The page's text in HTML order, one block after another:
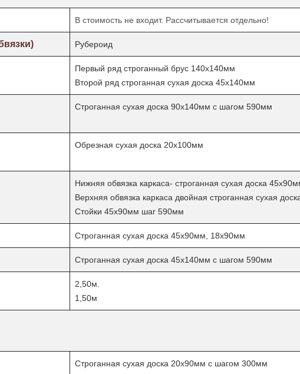
В стоимость не входит. Рассчитывается отдельно!
Рубероид
Первый ряд строганный брус 140х140мм
Второй ряд строганная сухая доска 45х140мм
Строганная сухая доска 90х140мм с шагом 590мм
Обрезная сухая доска 20х100мм
Нижняя обвязка каркаса- строганная сухая доска
Верхняя обвязка каркаса двойная строганная сухая
Стойки 45х90мм шаг 590мм
Строганная сухая доска 45х90мм, 18х90мм
Строганная сухая доска 45х140мм с шагом 590мм
2,50м.
1,50м
Строганная сухая доска 20х90мм с шагом 300мм